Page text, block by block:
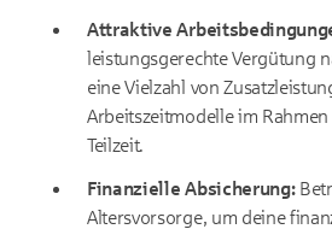
Attraktive
leistungsgerechte Vergütung
eine Vielzahl von
Arbeitszeitmodelle im
Teilzeit.
Finanzielle Absicherung:
Altersvorsorge, um deine